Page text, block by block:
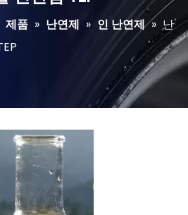
제품 » 난연제 » 인 난연제 » 난